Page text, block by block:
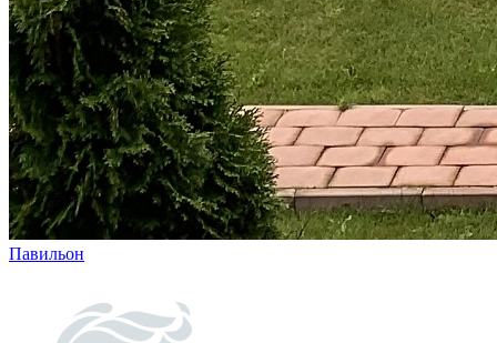
Павильон